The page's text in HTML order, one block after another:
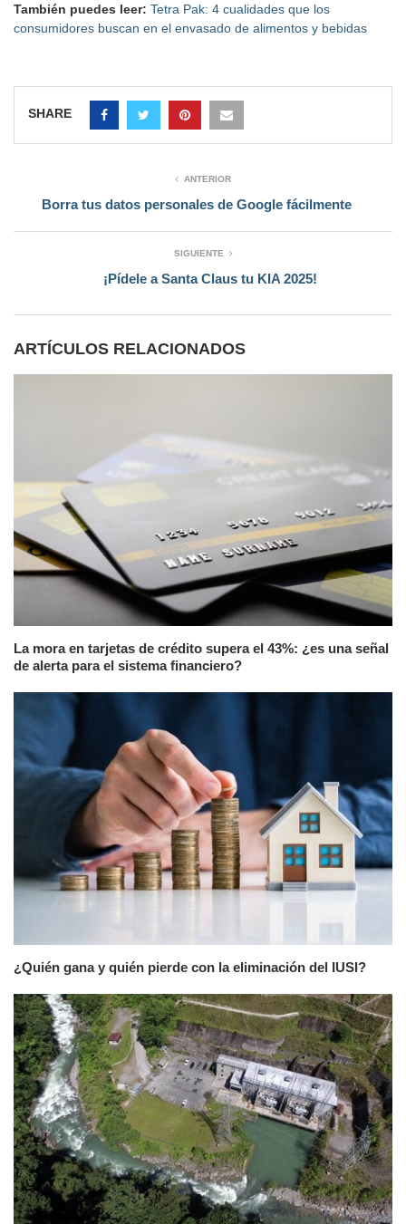
También puedes leer: Tetra Pak: 4 cualidades que los
consumidores buscan en el envasado de alimentos y bebidas
SHARE
ANTERIOR
Borra tus datos personales de Google fácilmente
SIGUIENTE
¡Pídele a Santa Claus tu KIA 2025!
ARTÍCULOS RELACIONADOS
La mora en tarjetas de crédito supera el 43%: ¿es una señal
de alerta para el sistema financiero?
¿Quién gana y quién pierde con la eliminación del IUSI?